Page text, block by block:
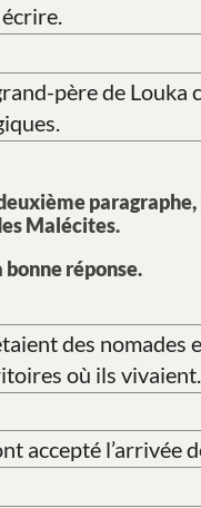
père de Louka
Malécites.
bonne réponse.
des nomades
où ils vivaient.
accepté l’arrivée